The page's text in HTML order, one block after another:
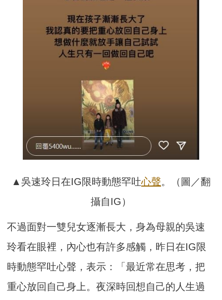
▲吳速玲日在IG限時動態罕吐心聲。（圖／翻
攝自IG）
不過面對一雙兒女逐漸長大，身為母親的吳速
玲看在眼裡，內心也有許多感觸，昨日在IG限
時動態罕吐心聲，表示：「最近常在思考，把
重心放回自己身上。夜深時回想自己的人生過